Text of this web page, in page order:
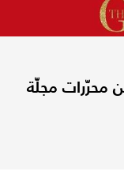
مؤثرة من محرّرات مجلّة